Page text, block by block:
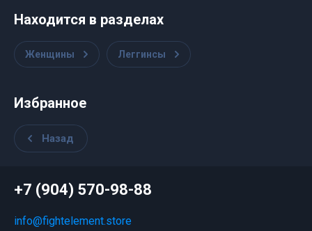
Находится в разделах
Женщины Леггинсы
Избранное
Назад
+7 (904) 570-98-88
info@fightelement.store